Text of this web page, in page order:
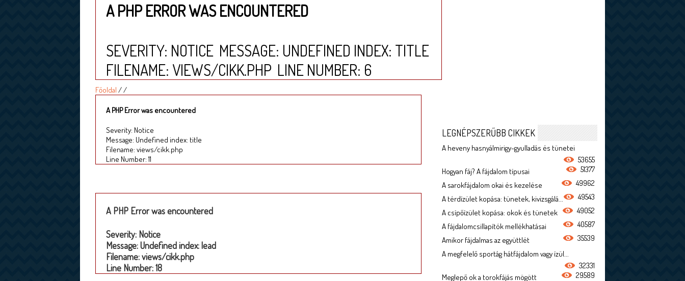
A PHP ERROR WAS ENCOUNTERED
SEVERITY: NOTICE MESSAGE: UNDEFINED INDEX: TITLE
FILENAME: VIEWS/CIKK.PHP LINE NUMBER: 6
Főoldal //
A PHP Error was encountered
Severity: Notice
Message: Undefined index: title
Filename: views/cikk.php
Line Number: 11
A PHP Error was encountered
Severity: Notice
Message: Undefined index: lead
Filename: views/cikk.php
Line Number: 18
LEGNÉPSZERŰBB CIKKEK
A heveny hasnyálmirigy-gyulladás és tünetei
53655
Hogyan fáj? A fájdalom típusai
51377
A sarokfájdalom okai és kezelése
49962
A térdízület kopása: tünetek, kivizsgálá...
49543
A csípőízület kopása: okok és tünetek
49052
A fájdalomcsillapítók mellékhatásai
40587
Amikor fájdalmas az együttlét
35539
A megfelelő sportág hátfájdalom vagy ízül...
32331
Meglepő ok a torokfájás mögött
29589